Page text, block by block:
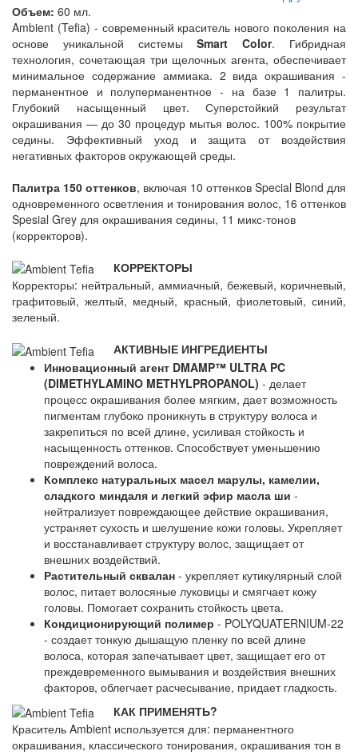
Объем: 60 мл.
Ambient (Tefia) - современный краситель нового поколения на
основе уникальной системыSmart Color. Гибридная
технология, сочетающая три щелочных агента, обеспечивает
минимальное содержание аммиака. 2 вида окрашивания -
перманентное и полуперманентное - на базе 1 палитры.
Глубокий насыщенный цвет. Суперстойкий результат
окрашивания — до 30 процедур мытья волос. 100% покрытие
седины. Эффективный уход и защита от воздействия
негативных факторов окружающей среды.
Палитра 150 оттенков, включая 10 оттенков Special Blond для
одновременного осветления и тонирования волос, 16 оттенков
Spesial Grey для окрашивания седины, 11 микс-тонов
(корректоров).
КОРРЕКТОРЫ
Корректоры: нейтральный, аммиачный, бежевый, коричневый,
графитовый, желтый, медный, красный, фиолетовый, синий,
зеленый.
АКТИВНЫЕ ИНГРЕДИЕНТЫ
Инновационный агент DMAMP™ ULTRA PC
(DIMETHYLAMINO METHYLPROPANOL) - делает
процесс окрашивания более мягким, дает возможность
пигментам глубоко проникнуть в структуру волоса и
закрепиться по всей длине, усиливая стойкость и
насыщенность оттенков. Способствует уменьшению
повреждений волоса.
Комплекс натуральных масел марулы, камелии,
сладкого миндаля и легкий эфир масла ши -
нейтрализует повреждающее действие окрашивания,
устраняет сухость и шелушение кожи головы. Укрепляет
и восстанавливает структуру волос, защищает от
внешних воздействий.
Растительный сквалан - укрепляет кутикулярный слой
волос, питает волосяные луковицы и смягчает кожу
головы. Помогает сохранить стойкость цвета.
Кондиционирующий полимер - POLYQUATERNIUM-22
- создает тонкую дышащую пленку по всей длине
волоса, которая запечатывает цвет, защищает его от
преждевременного вымывания и воздействия внешних
факторов, облегчает расчесывание, придает гладкость.
КАК ПРИМЕНЯТЬ?
Краситель Ambient используется для: перманентного
окрашивания, классического тонирования, окрашивания тон в